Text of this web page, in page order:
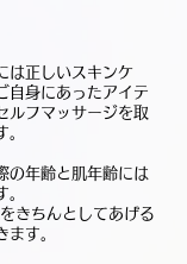
は正しいスキンケ
自身にあったアイテ
ルフマッサージを取
。
の年齢と肌年齢には
。
きちんとしてあげる
ます。